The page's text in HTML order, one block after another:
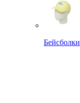
Бейсболки